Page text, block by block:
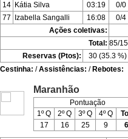
14 Kátia Silva 03:19 0/0
77
Izabella Sangalli 16:08 0/4
Ações coletivas:
Total: 85/
Reservas (Ptos):
30 (35.3 %)
Cestinha: /Assistências: / Rebotes:
Maranhão
Pontuação
1º Q
2º Q 3º Q 4º Q
17
16 25 9